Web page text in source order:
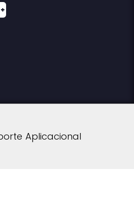
Aplicacional